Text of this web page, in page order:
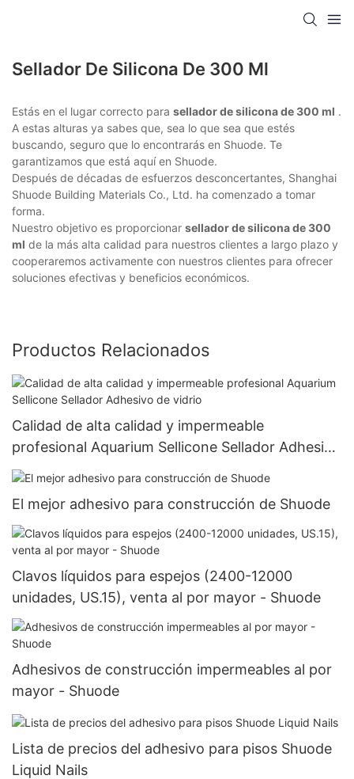
Sellador De Silicona De 300 Ml
Estás en el lugar correcto para sellador de silicona de 300 ml .
A estas alturas ya sabes que, sea lo que sea que estés
buscando, seguro que lo encontrarás en Shuode. Te
garantizamos que está aquí en Shuode.
Después de décadas de esfuerzos desconcertantes, Shanghai
Shuode Building Materials Co., Ltd. ha comenzado a tomar
forma.
Nuestro objetivo es proporcionar sellador de silicona de 300
ml de la más alta calidad para nuestros clientes a largo plazo y
cooperaremos activamente con nuestros clientes para ofrecer
soluciones efectivas y beneficios económicos.
Productos Relacionados
Calidad de alta calidad y impermeable
profesional Aquarium Sellicone Sellador Adhesivo
de vidrio
El mejor adhesivo para construcción de Shuode
Clavos líquidos para espejos (2400-12000
unidades, US.15), venta al por mayor - Shuode
Adhesivos de construcción impermeables al por
mayor - Shuode
Lista de precios del adhesivo para pisos Shuode
Liquid Nails